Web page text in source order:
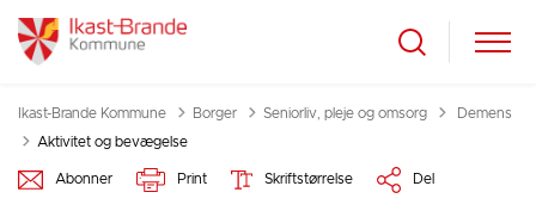
Ikast-Brande Kommune Borger Seniorliv, pleje og omsorg
Tilbage til
Demens
Aktivitet og bevægelse
Abonner Print Skriftstørrelse Del